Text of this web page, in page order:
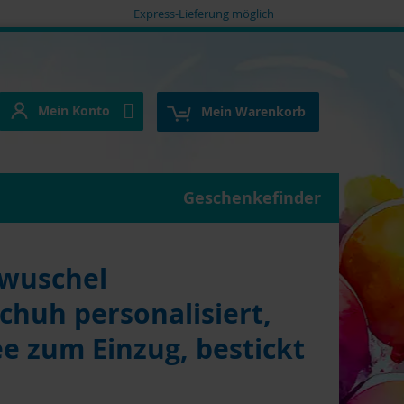
Express-Lieferung möglich
Mein Warenkorb
Mein Konto
Mein Konto
Geschenkefinder
personalisiert,
zum Einzug, bestickt